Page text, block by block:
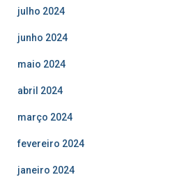
julho 2024
junho 2024
maio 2024
abril 2024
março 2024
fevereiro 2024
janeiro 2024